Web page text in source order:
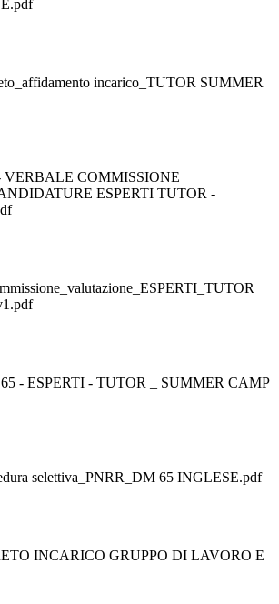
incarico_TUTOR SUMMER
VERBALE COMMISSIONE
ESPERTI TUTOR -
- ESPERTI - TUTOR _ SUMMER CAMP
selettiva_PNRR_DM 65 INGLESE.pdf
INCARICO GRUPPO DI LAVORO E